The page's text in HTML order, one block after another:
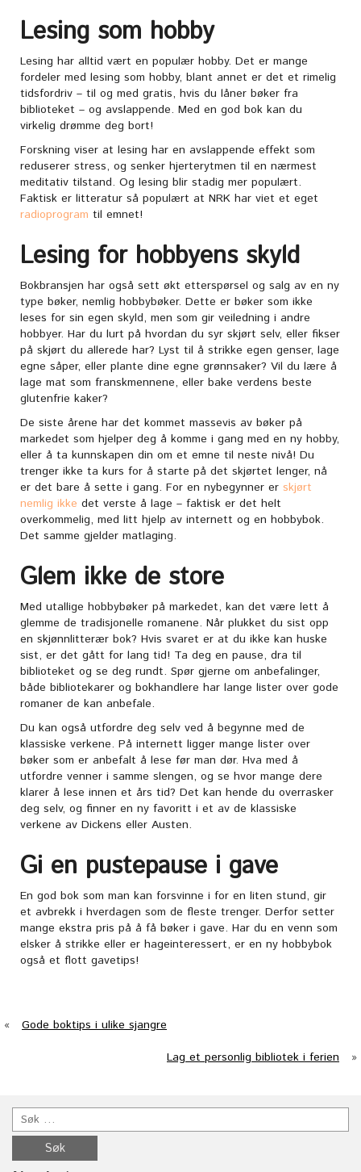
Lesing som hobby
Lesing har alltid vært en populær hobby. Det er mange
fordeler med lesing som hobby, blant annet er det et rimelig
tidsfordriv – til og med gratis, hvis du låner bøker fra
biblioteket – og avslappende. Med en god bok kan du
virkelig drømme deg bort!
Forskning viser at lesing har en avslappende effekt som
reduserer stress, og senker hjerterytmen til en nærmest
meditativ tilstand. Og lesing blir stadig mer populært.
Faktisk er litteratur så populært at NRK har viet et eget
radioprogram til emnet!
Lesing for hobbyens skyld
Bokbransjen har også sett økt etterspørsel og salg av en ny
type bøker, nemlig hobbybøker. Dette er bøker som ikke
leses for sin egen skyld, men som gir veiledning i andre
hobbyer. Har du lurt på hvordan du syr skjørt selv, eller fikser
på skjørt du allerede har? Lyst til å strikke egen genser, lage
egne såper, eller plante dine egne grønnsaker? Vil du lære å
lage mat som franskmennene, eller bake verdens beste
glutenfrie kaker?
De siste årene har det kommet massevis av bøker på
markedet som hjelper deg å komme i gang med en ny hobby,
eller å ta kunnskapen din om et emne til neste nivå! Du
trenger ikke ta kurs for å starte på det skjørtet lenger, nå
er det bare å sette i gang. For en nybegynner er skjørt
nemlig ikke det verste å lage – faktisk er det helt
overkommelig, med litt hjelp av internett og en hobbybok.
Det samme gjelder matlaging.
Glem ikke de store
Med utallige hobbybøker på markedet, kan det være lett å
glemme de tradisjonelle romanene. Når plukket du sist opp
en skjønnlitterær bok? Hvis svaret er at du ikke kan huske
sist, er det gått for lang tid! Ta deg en pause, dra til
biblioteket og se deg rundt. Spør gjerne om anbefalinger,
både bibliotekarer og bokhandlere har lange lister over gode
romaner de kan anbefale.
Du kan også utfordre deg selv ved å begynne med de
klassiske verkene. På internett ligger mange lister over
bøker som er anbefalt å lese før man dør. Hva med å
utfordre venner i samme slengen, og se hvor mange dere
klarer å lese innen et års tid? Det kan hende du overrasker
deg selv, og finner en ny favoritt i et av de klassiske
verkene av Dickens eller Austen.
Gi en pustepause i gave
En god bok som man kan forsvinne i for en liten stund, gir
et avbrekk i hverdagen som de fleste trenger. Derfor setter
mange ekstra pris på å få bøker i gave. Har du en venn som
elsker å strikke eller er hageinteressert, er en ny hobbybok
også et flott gavetips!
«
Gode boktips i ulike sjangre
Lag et personlig bibliotek i ferien
»